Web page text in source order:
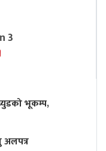
3
भूकम्प,
अलपत्र